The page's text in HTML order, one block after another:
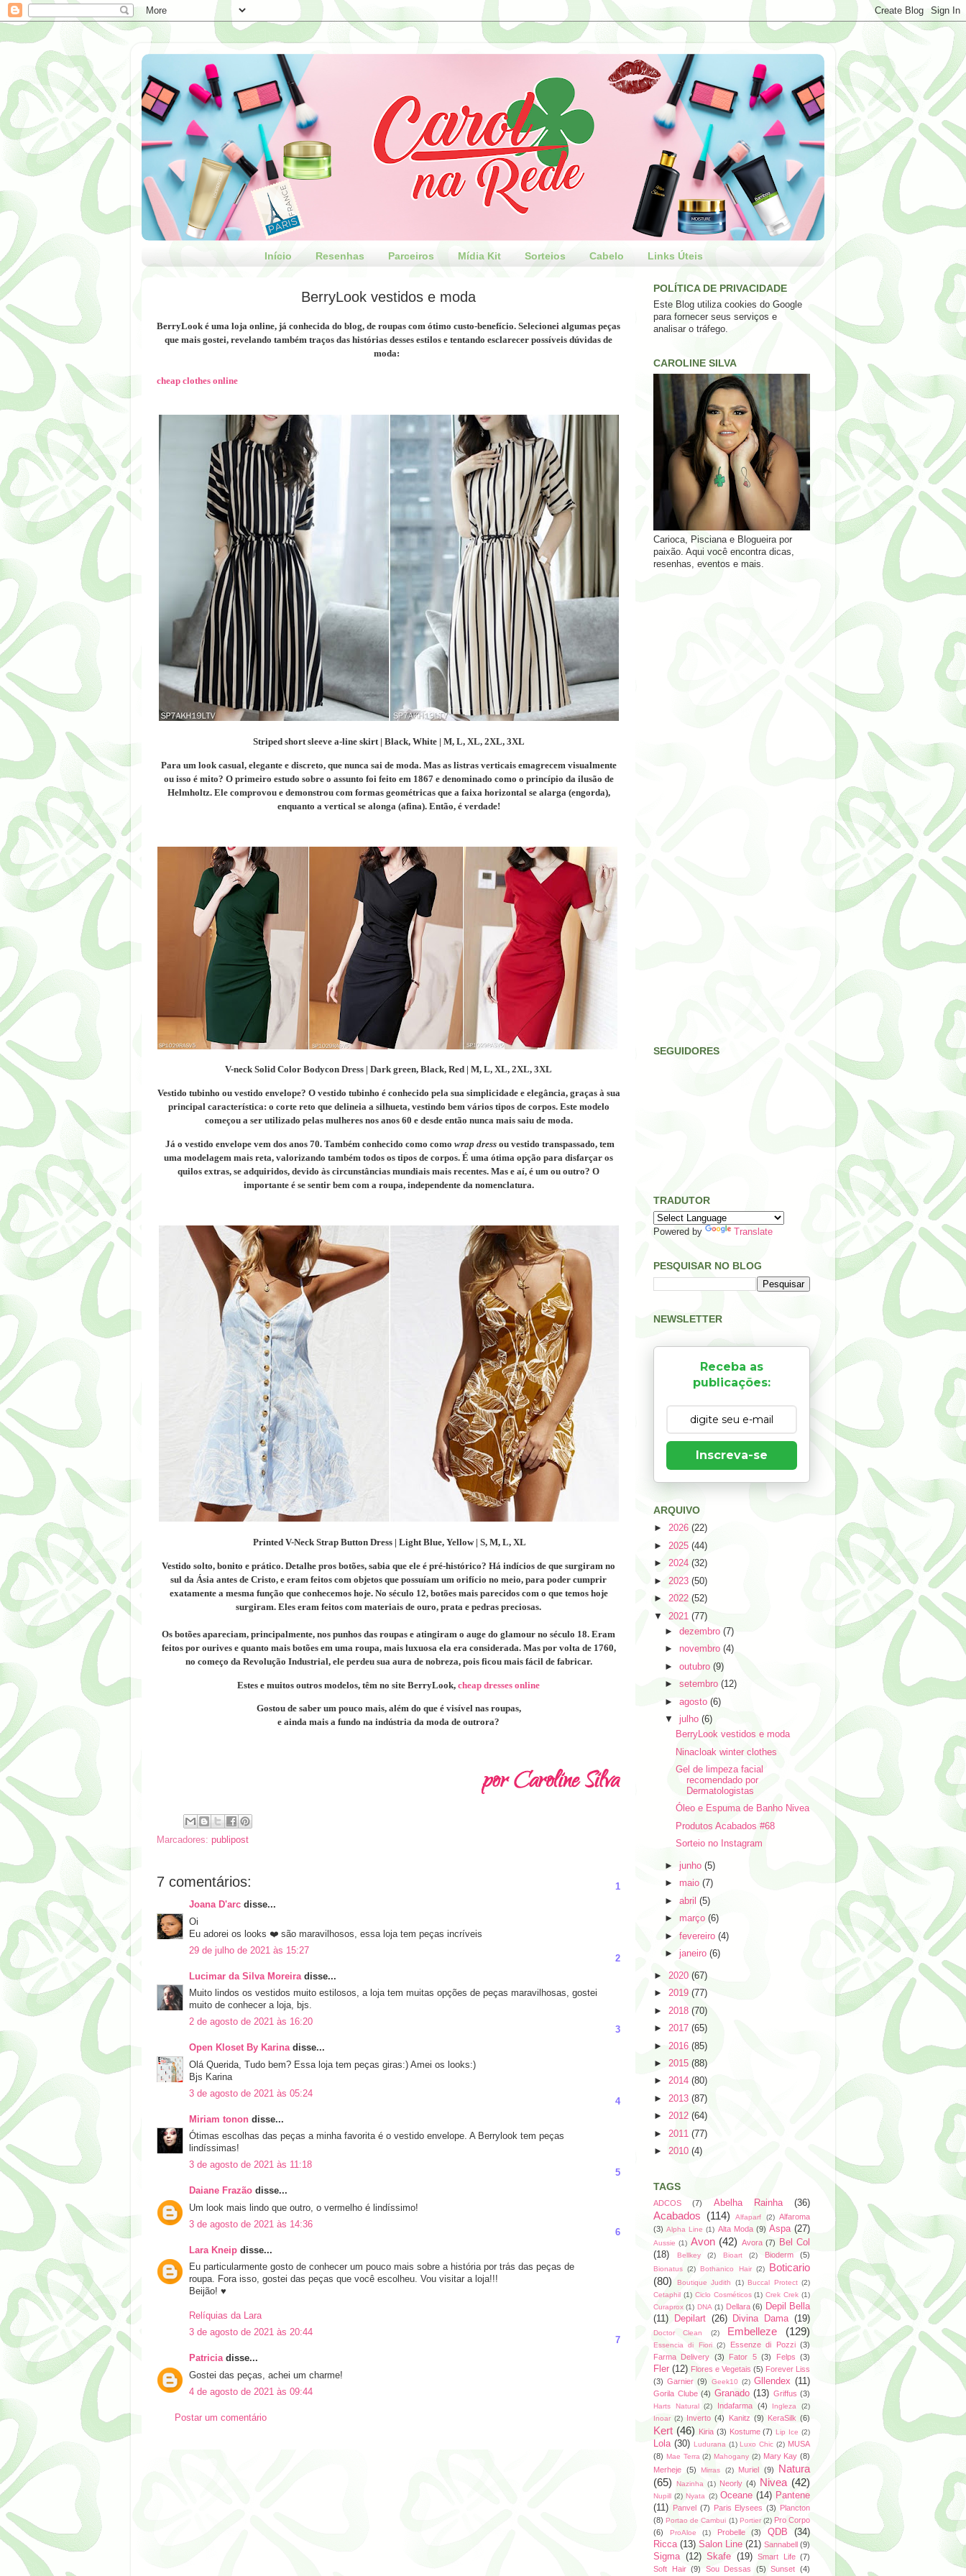
Início Resenhas Parceiros Mídia Kit Sorteios Cabelo Links Úteis
BerryLook vestidos e moda
BerryLook é uma loja online, já conhecida do blog, de roupas com ótimo custo-benefício. Selecionei algumas peças
que mais gostei, revelando também traços das histórias desses estilos e tentando esclarecer possíveis dúvidas de
moda:
cheap clothes online
Striped short sleeve a-line skirt | Black, White | M, L, XL, 2XL, 3XL
Para um look casual, elegante e discreto, que nunca sai de moda. Mas as listras verticais emagrecem visualmente
ou isso é mito? O primeiro estudo sobre o assunto foi feito em 1867 e denominado como o princípio da ilusão de
Helmholtz. Ele comprovou e demonstrou com formas geométricas que a faixa horizontal se alarga (engorda),
enquanto a vertical se alonga (afina). Então, é verdade!
V-neck Solid Color Bodycon Dress | Dark green, Black, Red | M, L, XL, 2XL, 3XL
Vestido tubinho ou vestido envelope? O vestido tubinho é conhecido pela sua simplicidade e elegância, graças à sua
principal característica: o corte reto que delineia a silhueta, vestindo bem vários tipos de corpos. Este modelo
começou a ser utilizado pelas mulheres nos anos 60 e desde então nunca mais saiu de moda.
Já o vestido envelope vem dos anos 70. Também conhecido como como wrap dressou vestido transpassado, tem
uma modelagem mais reta, valorizando também todos os tipos de corpos. É uma ótima opção para disfarçar os
quilos extras, se adquiridos, devido às circunstâncias mundiais mais recentes. Mas e aí, é um ou outro? O
importante é se sentir bem com a roupa, independente da nomenclatura.
Printed V-Neck Strap Button Dress | Light Blue, Yellow | S, M, L, XL
Vestido solto, bonito e prático. Detalhe pros botões, sabia que ele é pré-histórico? Há indícios de que surgiram no
sul da Ásia antes de Cristo, e eram feitos com objetos que possuíam um orifício no meio, para poder cumprir
exatamente a mesma função que conhecemos hoje. No século 12, botões mais parecidos com o que temos hoje
surgiram. Eles eram feitos com materiais de ouro, prata e pedras preciosas.
Os botões apareciam, principalmente, nos punhos das roupas e atingiram o auge do glamour no século 18. Eram
feitos por ourives e quanto mais botões em uma roupa, mais luxuosa ela era considerada. Mas por volta de 1760,
no começo da Revolução Industrial, ele perdeu sua aura de nobreza, pois ficou mais fácil de fabricar.
Estes e muitos outros modelos, têm no site BerryLook, cheap dresses online
Gostou de saber um pouco mais, além do que é visível nas roupas,
e ainda mais a fundo na indústria da moda de outrora?
Marcadores: publipost
7 comentários:
Joana D'arc disse...
1
Oi
Eu adorei os looks ❤️ são maravilhosos, essa loja tem peças incríveis
29 de julho de 2021 às 15:27
Lucimar da Silva Moreiradisse...
2
Muito lindos os vestidos muito estilosos, a loja tem muitas opções de peças maravilhosas, gostei
muito de conhecer a loja, bjs.
2 de agosto de 2021 às 16:20
Open Kloset By Karinadisse...
3
Olá Querida, Tudo bem? Essa loja tem peças giras:) Amei os looks:)
Bjs Karina
3 de agosto de 2021 às 05:24
Miriam tonon disse...
4
Ótimas escolhas das peças a minha favorita é o vestido envelope. A Berrylook tem peças
lindíssimas!
3 de agosto de 2021 às 11:18
Daiane Frazão disse...
5
Um look mais lindo que outro, o vermelho é lindíssimo!
3 de agosto de 2021 às 14:36
Lara Kneip disse...
6
Eu particularmente gosto de conhecer um pouco mais sobre a história por trás das peças de
roupa. Fora isso, gostei das peças que você escolheu. Vou visitar a loja!!!
Beijão! ♥
Relíquias da Lara
3 de agosto de 2021 às 20:44
Patriciadisse...
7
Gostei das peças, achei um charme!
4 de agosto de 2021 às 09:44
Postar um comentário
POLÍTICA DE PRIVACIDADE
Este Blog utiliza cookies do Google
para fornecer seus serviços e
analisar o tráfego.
CAROLINE SILVA
Carioca, Pisciana e Blogueira por
paixão. Aqui você encontra dicas,
resenhas, eventos e mais.
SEGUIDORES
TRADUTOR
Powered by Translate
PESQUISAR NO BLOG
NEWSLETTER
Receba as
publicações:
Inscreva-se
ARQUIVO
► 2026 (22)
► 2025 (44)
► 2024 (32)
► 2023 (50)
► 2022 (52)
▼ 2021 (77)
►dezembro(7)
► novembro(4)
►outubro(9)
►setembro(12)
►agosto(6)
▼ julho(6)
BerryLook vestidos e moda
Ninacloak winter clothes
Gel de limpeza facial
recomendado por
Dermatologistas
Óleo e Espuma de Banho Nivea
Produtos Acabados #68
Sorteio no Instagram
►junho(5)
► maio(7)
►abril(5)
► março(6)
►fevereiro(4)
► janeiro(6)
► 2020 (67)
► 2019 (77)
► 2018 (70)
► 2017 (65)
► 2016 (85)
► 2015 (88)
► 2014 (80)
► 2013 (87)
► 2012 (64)
► 2011 (77)
► 2010 (4)
TAGS
ADCOS (7) Abelha Rainha (36)
Acabados (114) Alfaparf (2) Alfaroma
(3) Alpha Line (1) Alta Moda (9) Aspa (27)
Aussie (1) Avon (42) Avora (7)
Bel Col
(18)
Bellkey (2) Bioart (2) Bioderm (5)
Bionatus (2) Bothanico Hair (2)
Boticario
(80)
Boutique Judith (1) Buccal Protect (2)
Cetaphil (1) Ciclo Cosméticos (1) Crek Crek (1)
Curaprox (1) DNA (1) Dellara (6) Depil Bella
(11)
Depilart (26) Divina Dama (19)
Doctor Clean (2) Embelleze (129)
Essencia di Fiori (2) Essenze di Pozzi (3)
Farma Delivery (3) Fator 5 (3) Felps (3)
Fler (12) Flores e Vegetais (5) Forever Liss
(3) Garnier (9) Geek10 (2) Gllendex (11)
Gorila Clube (4) Granado (13) Griffus (3)
Harts Natural (2) Indafarma (4) Ingleza
(2)
Inoar (2) Inverto (4) Kanitz (9) KeraSilk (6)
Kert (46) Kiria (3) Kostume (7) Lip Ice (2)
Lola (30) Ludurana (1) Luxo Chic (2) MUSA
(8) Mae Terra (2) Mahogany (2) Mary Kay (8)
Merheje (5) Mirras (2) Muriel (9)
Natura
(65)
Nazinha (1) Neorly (4) Nivea (42)
Nupill (2) Nyata (2) Oceane (14) Pantene
(11)
Panvel (7) Paris Elysees (3)
Plancton
(8) Portao de Cambui (1) Portier (2) Pro Corpo
(6)
ProAloe (1) Probelle (3) QDB
(34)
Ricca (13) Salon Line (21) Sannabell (9)
Sigma (12) Skafe (19) Smart Life (7)
Soft Hair (9) Sou Dessas (5) Sunset (4)